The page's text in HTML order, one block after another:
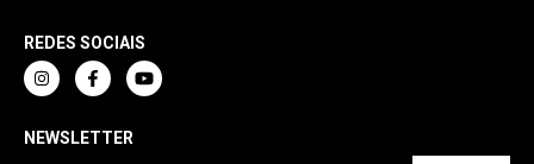
REDES SOCIAIS
NEWSLETTER